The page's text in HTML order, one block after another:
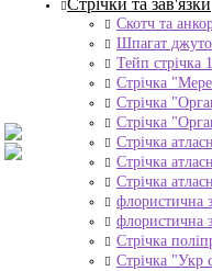
Стрічки та зав'язки
Скотч та
Шпагат
Тейп стрічка
Стрічка
Стрічка
Стрічка
Стрічка
Стрічка
Стрічка
флористична
флористична
Стрічка
Стрічка "Укр